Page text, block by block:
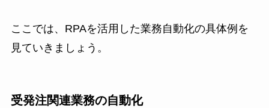
ここでは、RPAを活用した業務自動化の具体例を
見ていきましょう。
受発注関連業務の自動化